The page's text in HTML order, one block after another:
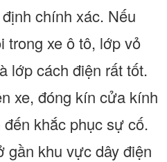
chính xác. Nếu
trong xe ô tô, lớp vỏ
lớp cách điện rất tốt.
xe, đóng kín cửa kính
khắc phục sự cố.
gần khu vực dây điện